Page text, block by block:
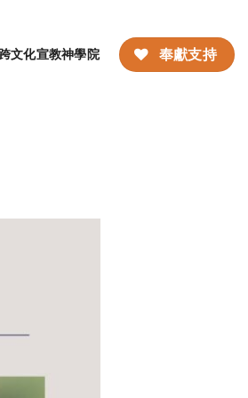
文化宣教神學院 奉獻支持